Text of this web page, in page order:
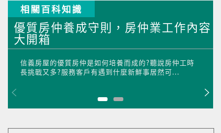
相關百科知識
優質房仲養成守則，房仲業工作內容
大開箱
信義房屋的優質房仲是如何培養而成的?聽說房仲工時
長挑戰又多?服務客戶有遇到什麼新鮮事居然可...